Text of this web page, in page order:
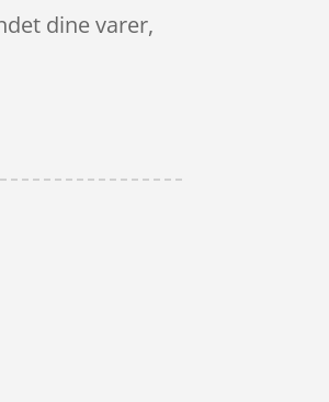
dine varer,